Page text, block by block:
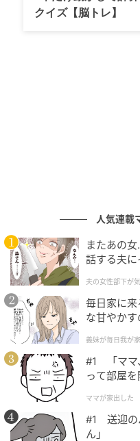
計200席もあるため、
大な公園内にあるため
パスタセット1430円。週替わりパ
オイルサーディンとミニトマト、
ランチは、薪窯で焼き
に、多彩なメニューが
もっちりとしたピザ生
一枚は満足度の高い味
れるたびに新しい味に
クイズ【脳トレ】
人気連載
またあの
話する夫に
夫の女性部下が
毎日家に
な甘やか
が】
義妹が毎日我が
#1 「ママ
って部屋
ママが家出した
#1 送迎の
ん」